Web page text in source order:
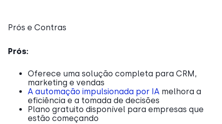
Prós e Contras
Prós:
Oferece uma solução completa para CRM,
marketing e vendas
A automação impulsionada por IA melhora a
eficiência e a tomada de decisões
Plano gratuito disponível para empresas que
estão começando